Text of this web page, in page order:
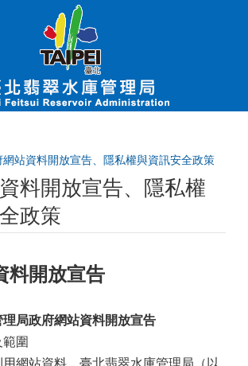
網站資料開放宣告、隱私權與資訊安全政策
料開放宣告、隱私權
政策
料開放宣告
局政府網站資料開放宣告
圍
網站資料，臺北翡翠水庫管理局（以